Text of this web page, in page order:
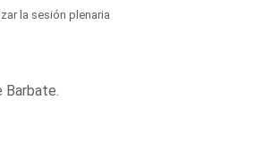
la sesión plenaria